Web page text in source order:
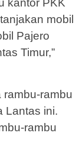
kantor PKK
mobil
Pajero
Timur,”
rambu-rambu
Lantas ini.
rambu